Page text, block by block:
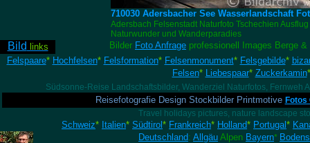
710030 Adersbacher See Wasserlandschaft
Adersbach Felsenstadt Naturfoto Tschechien
Naturwunder und Wanderparadies
Bild links Bilder Foto Anfrage professionell Images Berge
Felspaare* Hochfelsen* Felsformation* Felsenmonument* Felsgebilde*
Felsen* Liebespaar* Zuckerkamin
Südsonne-Reise Landschaftsbilder, Wanderziel Naturfotos,
Reisefotografie Design Stockbilder Printmotive
Travel holidays pictures, nature landscape
Schweiz* Italien* Südtirol* Frankreich* Holland* Portugal*
Deutschland: Allgäu Alpen Bayern*